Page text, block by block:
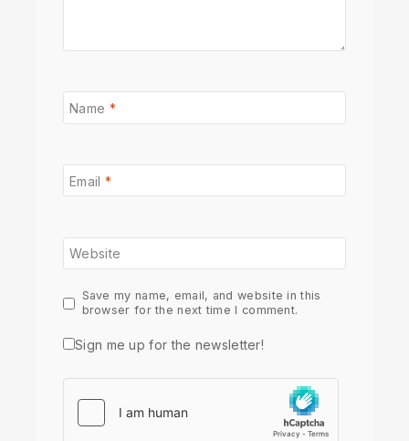
Name *
Email *
Website
Save my name, email, and website in this
browser for the next time I comment.
Sign me up for the newsletter!